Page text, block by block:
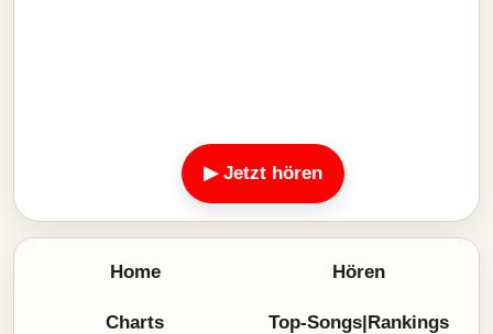
▶ Jetzt hören
Home Hören
Charts Top-Songs|Rankings